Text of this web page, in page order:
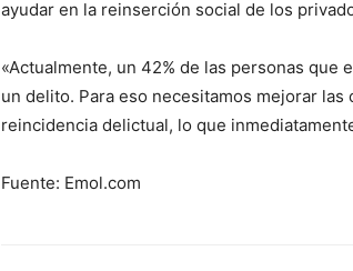
ayudar en la reinserción social de los
«Actualmente, un 42% de las personas
un delito. Para eso necesitamos mejorar
reincidencia delictual, lo que
Fuente: Emol.com